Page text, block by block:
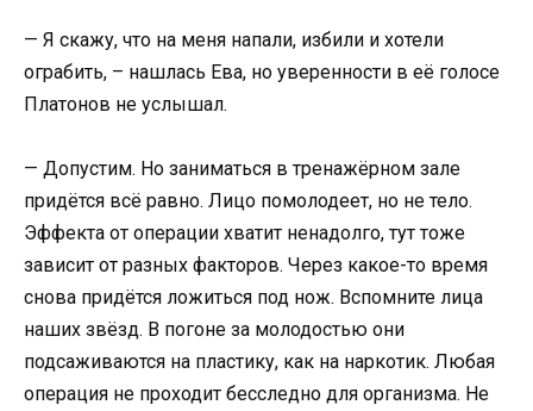
— Я скажу, что на меня напали, избили и хотели
ограбить, – нашлась Ева, но уверенности в её голосе
Платонов не услышал.
— Допустим. Но заниматься в тренажёрном зале
придётся всё равно. Лицо помолодеет, но не тело.
Эффекта от операции хватит ненадолго, тут тоже
зависит от разных факторов. Через какое-то время
снова придётся ложиться под нож. Вспомните лица
наших звёзд. В погоне за молодостью они
подсаживаются на пластику, как на наркотик. Любая
операция не проходит бесследно для организма. Не